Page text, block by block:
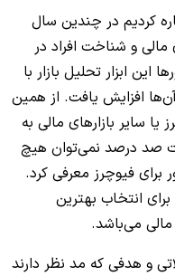
کردیم در چندین سال
و شناخت افراد در
ابزار تحلیل بازار با
افزایش یافت. از همین
یا سایر بازارهای مالی به
صد درصد نمی‌توان هیچ
برای فیوچرز معرفی کرد.
انتخاب بهترین
مالی می‌باشد.
و هدفی که مد نظر دارند